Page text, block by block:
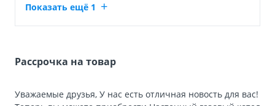
Показать ещё 1
Рассрочка на товар
Уважаемые друзья, У нас есть отличная новость для вас!